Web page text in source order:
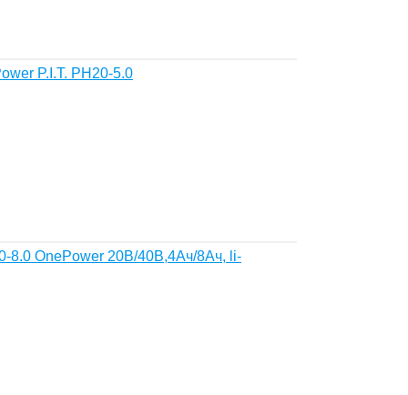
P.I.T. PH20-5.0
8.0 OnePower 20В/40В,4Ач/8Ач, li-